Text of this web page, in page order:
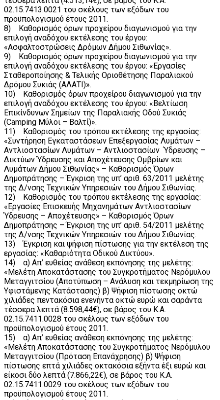
02.15.7413.0021 του σκέλους των εξόδων του
προϋπολογισμού έτους 2011.
8) Καθορισμός όρων προχείρου διαγωνισμού για την
επιλογή αναδόχου εκτέλεσης του έργου:
«Ασφαλτοστρώσεις Δρόμων Δήμου Σιθωνίας».
9) Καθορισμός όρων προχείρου διαγωνισμού για την
επιλογή αναδόχου εκτέλεσης του έργου: «Εργασίες
Σταθεροποίησης & Τελικής Οριοθέτησης Παραλιακού
Δρόμου Συκιάς (ΑΛΑΤΙ)».
10) Καθορισμός όρων προχείρου διαγωνισμού για την
επιλογή αναδόχου εκτέλεσης του έργου: «Βελτίωση
Επικίνδυνων Σημείων της Παραλιακής Οδού Συκιάς
(Camping Μύλοι – Βαλτί)».
11) Καθορισμός του τρόπου εκτέλεσης της εργασίας:
«Συντήρηση Εγκαταστάσεων Επεξεργασίας Λυμάτων –
Αντλιοστασίων Λυμάτων – Αντλιοστασίων Ύδρευσης –
Δικτύων Ύδρευσης και Αποχέτευσης Ομβρίων και
Λυμάτων Δήμου Σιθωνίας» – Καθορισμός Όρων
Δημοπράτησης – Έγκριση της υπ’ αριθ. 63/2011 μελέτης
της Δ/νσης Τεχνικών Υπηρεσιών του Δήμου Σιθωνίας.
12) Καθορισμός του τρόπου εκτέλεσης της εργασίας:
«Εργασίες Επισκευής Μηχανημάτων Αντλιοστασίων
Ύδρευσης – Αποχέτευσης» – Καθορισμός Όρων
Δημοπράτησης – Έγκριση της υπ’ αριθ. 54/2011 μελέτης
της Δ/νσης Τεχνικών Υπηρεσιών του Δήμου Σιθωνίας.
13) Έγκριση και ψήφιση πίστωσης για την εκτέλεση της
εργασίας: «Καθαριότητα Οδικού Δικτύου».
14) α) Απ’ ευθείας ανάθεση εκπόνησης της μελέτης:
«Μελέτη Αποκατάστασης του Συγκροτήματος Νερόμυλου
Μεταγγιτσίου (Αποτύπωση – Ανάλυση και τεκμηρίωση της
Υφιστάμενης Κατάστασης) β) Ψήφιση πίστωσης οκτώ
χιλιάδες πεντακόσια ενενήντα οκτώ ευρώ και σαράντα
τέσσερα λεπτά (8.598,44€), σε βάρος του Κ.Α.
02.15.7411.0028 του σκέλους των εξόδων του
προϋπολογισμού έτους 2011.
15) α) Απ’ ευθείας ανάθεση εκπόνησης της μελέτης:
«Μελέτη Αποκατάστασης του Συγκροτήματος Νερόμυλου
Μεταγγιτσίου (Πρόταση Επανάχρησης) β) Ψήφιση
πίστωσης επτά χιλιάδες οκτακόσια εξήντα έξι ευρώ και
είκοσι δύο λεπτά (7.866,22€), σε βάρος του Κ.Α.
02.15.7411.0029 του σκέλους των εξόδων του
προϋπολογισμού έτους 2011.